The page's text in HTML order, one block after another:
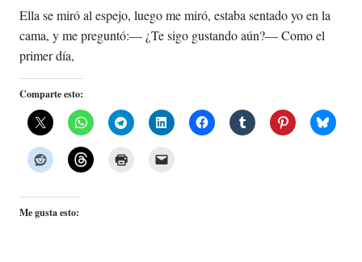
Ella se miró al espejo, luego me miró, estaba sentado yo en la
cama, y me preguntó:— ¿Te sigo gustando aún?— Como el
primer día,
Comparte esto:
Me gusta esto: